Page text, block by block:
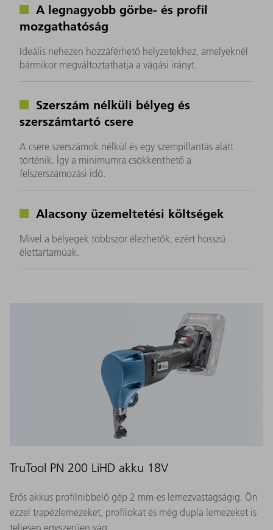
A legnagyobb görbe- és profil
mozgathatóság
Ideális nehezen hozzáférhető helyzetekhez, amelyeknél
bármikor megváltoztathatja a vágási irányt.
Szerszám nélküli bélyeg és
szerszámtartó csere
A csere szerszámok nélkül és egy szempillantás alatt
történik. Így a minimumra csökkenthető a
felszerszámozási idő.
Alacsony üzemeltetési költségek
Mivel a bélyegek többször élezhetők, ezért hosszú
élettartamúak.
TruTool PN 200 LiHD akku 18V
Erős akkus profilnibbelő gép 2 mm-es lemezvastagságig. Ön
ezzel trapézlemezeket, profilokat és még dupla lemezeket is